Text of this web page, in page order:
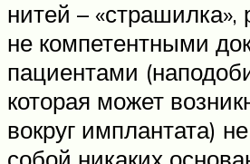
нитей – «страшилка»,
не компетентными
пациентами
которая может
вокруг имплантата)